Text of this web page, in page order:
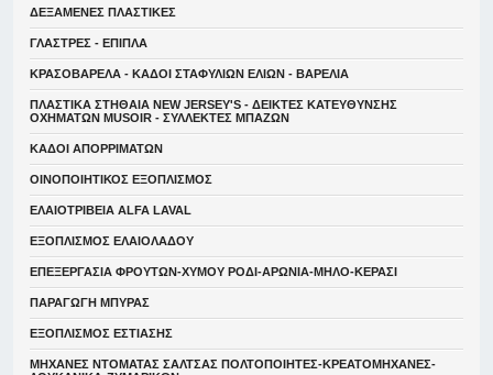
ΔΕΞΑΜΕΝΕΣ ΠΛΑΣΤΙΚΕΣ
ΓΛΑΣΤΡΕΣ - ΕΠΙΠΛΑ
ΚΡΑΣΟΒΑΡΕΛΑ - ΚΑΔΟΙ ΣΤΑΦΥΛΙΩΝ ΕΛΙΩΝ - ΒΑΡΕΛΙΑ
ΠΛΑΣΤΙΚΑ ΣΤΗΘΑΙΑ NEW JERSEY'S - ΔΕΙΚΤΕΣ ΚΑΤΕΥΘYΝΣΗΣ
ΟΧΗΜΑΤΩΝ MUSOIR - ΣΥΛΛΕΚΤΕΣ ΜΠΑΖΩΝ
ΚΑΔΟΙ ΑΠΟΡΡΙΜΑΤΩΝ
ΟΙΝΟΠΟΙΗΤΙΚΟΣ ΕΞΟΠΛΙΣΜΟΣ
ΕΛΑΙΟΤΡΙΒΕΙΑ ALFA LAVAL
ΕΞΟΠΛΙΣΜΟΣ ΕΛΑΙΟΛΑΔΟΥ
ΕΠΕΞΕΡΓΑΣΙΑ ΦΡΟΥΤΩΝ-ΧΥΜΟΥ ΡΟΔΙ-ΑΡΩΝΙΑ-ΜΗΛΟ-ΚΕΡΑΣΙ
ΠΑΡΑΓΩΓΗ ΜΠΥΡΑΣ
ΕΞΟΠΛΙΣΜΟΣ ΕΣΤΙΑΣΗΣ
ΜΗΧΑΝΕΣ ΝΤΟΜΑΤΑΣ ΣΑΛΤΣΑΣ ΠΟΛΤΟΠΟΙΗΤΕΣ-ΚΡΕΑΤΟΜΗΧΑΝΕΣ-